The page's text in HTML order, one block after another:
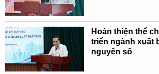
Hoàn thiện thể
triển ngành xuất
nguyên số